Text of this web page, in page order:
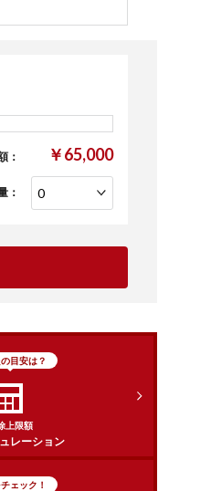
： ￥65,000
：
目安は？
上限額
レーション
ェック！